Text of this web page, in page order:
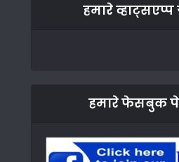
हमारे
हमारे फेसबुक